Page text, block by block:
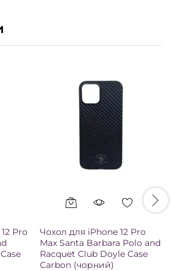
Pro
Чохол для iPhone 12 Pro
Max Santa Barbara Polo and
Racquet Club Doyle Case
Carbon (чорний)